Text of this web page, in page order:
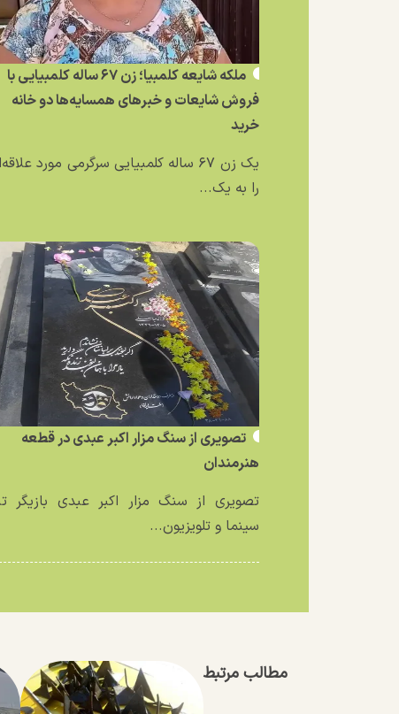
ملکه شایعه کلمبیا؛ زن ۶۷ ساله کلمبیایی با
فروش شایعات و خبر‌های همسایه‌ها دو خانه
خرید
یک زن ۶۷ ساله کلمبیایی سرگرمی مورد
را به یک...
تصویری از سنگ مزار اکبر عبدی در قطعه
هنرمندان
تصویری از سنگ مزار اکبر عبدی بازیگر
سینما و تلویزیون...
مطالب مرتبط